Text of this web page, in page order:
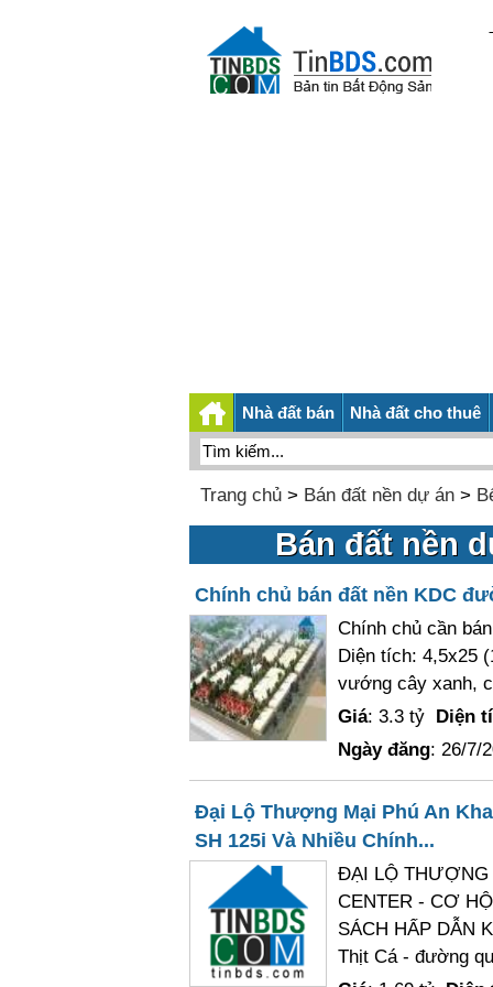
Nhà đất bán Nhà đất cho thuê
Trang chủ> Bán đất nền dự án>
Bán đất nền
Chính chủ bán đất nền KDC
Chính chủ cần
Diện tích: 4,5x25
vướng cây xanh,
Giá: 3.3 tỷ
Diện
Ngày đăng: 26/7/
Đại Lộ Thượng Mại Phú An
SH 125i Và Nhiều Chính...
ĐẠI LỘ THƯỢNG
CENTER - CƠ
SÁCH HẤP DẪN
Thịt Cá - đường